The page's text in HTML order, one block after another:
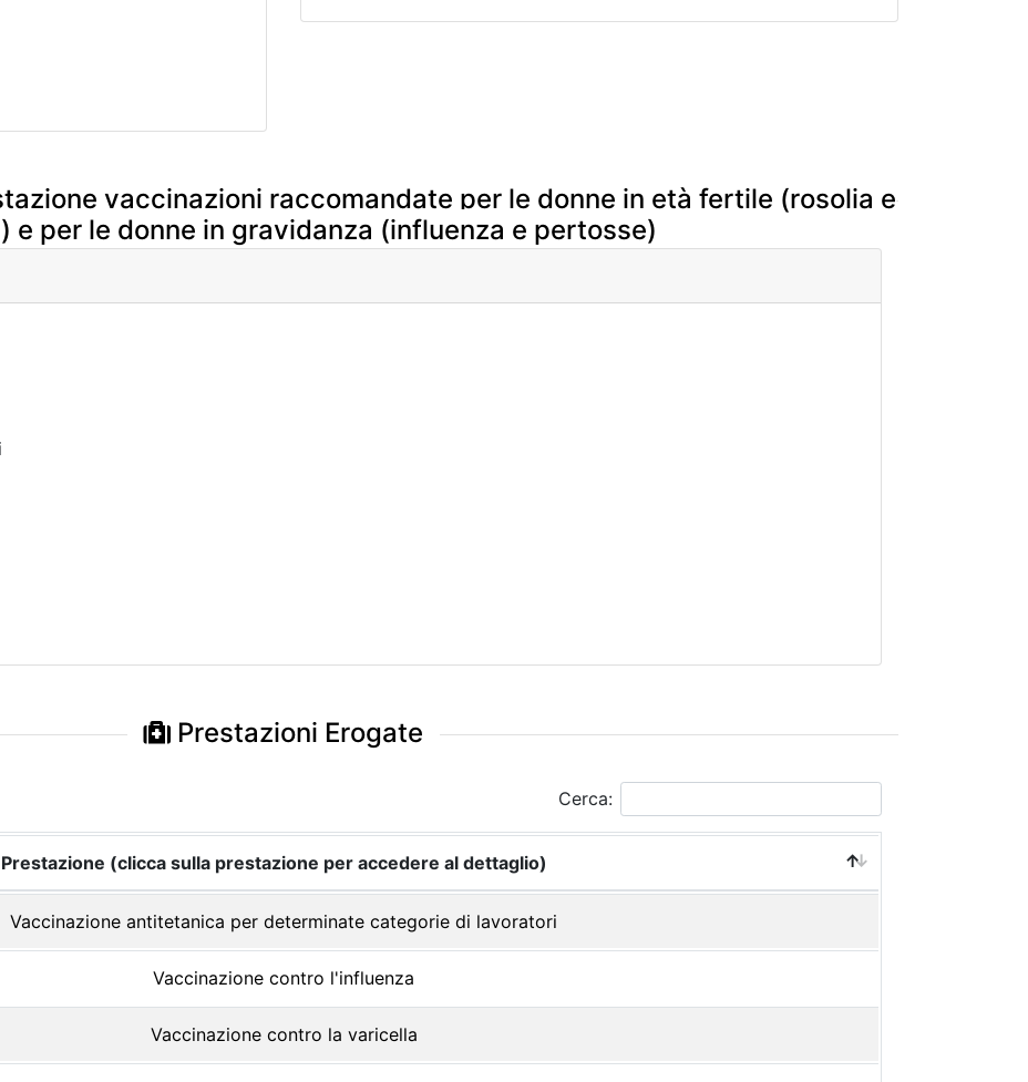
vaccinazioni raccomandate per le donne in età fertile (rosolia e
e per le donne in gravidanza (influenza e pertosse)
Prestazioni Erogate
Cerca:
Prestazione (clicca sulla prestazione per accedere al dettaglio)
Vaccinazione antitetanica per determinate categorie di lavoratori
Vaccinazione contro l'influenza
Vaccinazione contro la varicella